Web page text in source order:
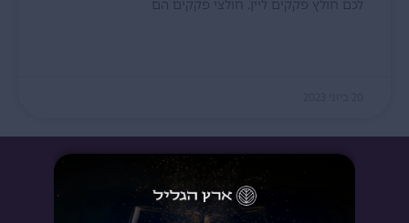
לכם חולץ פקקים ליין. חולצי פקקים הם